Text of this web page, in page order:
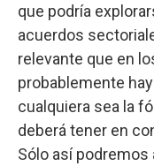
que podría
acuerdos
relevante que en
probablemente
cualquiera sea la
deberá tener en
Sólo así podremos